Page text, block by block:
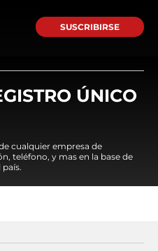
SUSCRIBIRSE
ÚNICO
cualquier empresa de
teléfono, y mas en la base de